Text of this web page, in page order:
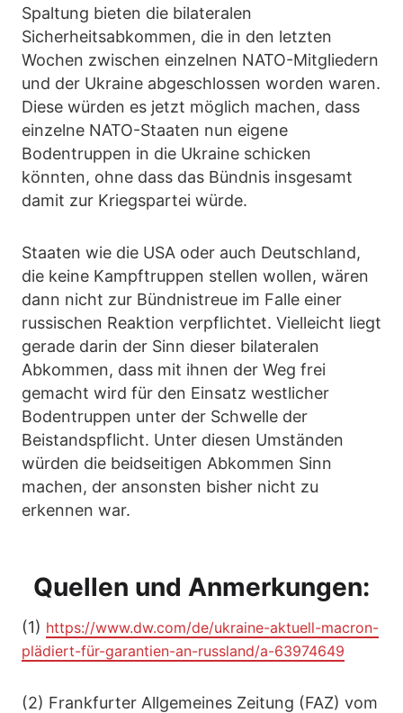
Spaltung bieten die bilateralen
Sicherheitsabkommen, die in den letzten
Wochen zwischen einzelnen NATO-Mitgliedern
und der Ukraine abgeschlossen worden waren.
Diese würden es jetzt möglich machen, dass
einzelne NATO-Staaten nun eigene
Bodentruppen in die Ukraine schicken
könnten, ohne dass das Bündnis insgesamt
damit zur Kriegspartei würde.
Staaten wie die USA oder auch Deutschland,
die keine Kampftruppen stellen wollen, wären
dann nicht zur Bündnistreue im Falle einer
russischen Reaktion verpflichtet. Vielleicht liegt
gerade darin der Sinn dieser bilateralen
Abkommen, dass mit ihnen der Weg frei
gemacht wird für den Einsatz westlicher
Bodentruppen unter der Schwelle der
Beistandspflicht. Unter diesen Umständen
würden die beidseitigen Abkommen Sinn
machen, der ansonsten bisher nicht zu
erkennen war.
Quellen und Anmerkungen:
(1) https://www.dw.com/de/ukraine-aktuell-macron-
plädiert-für-garantien-an-russland/a-63974649
(2) Frankfurter Allgemeines Zeitung (FAZ) vom